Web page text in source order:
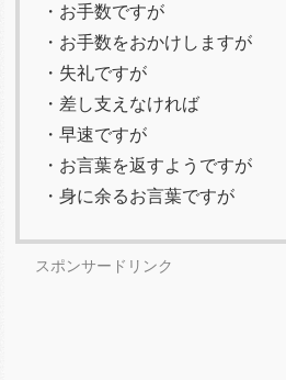
・お手数ですが
・お手数をおかけしますが
・失礼ですが
・差し支えなければ
・早速ですが
・お言葉を返すようですが
・身に余るお言葉ですが
スポンサードリンク